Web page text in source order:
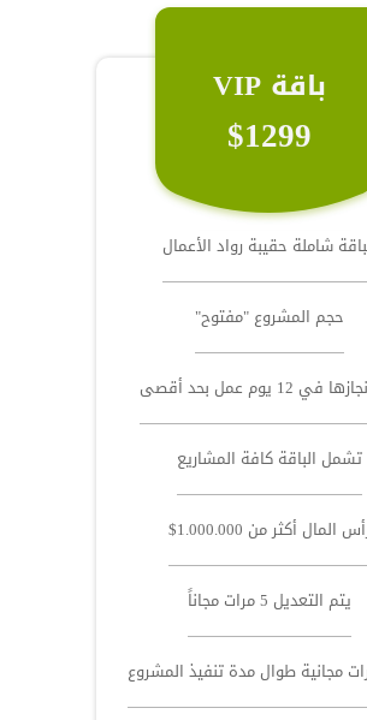
باقة VIP
$1299
شاملة حقيبة رواد الأعمال
حجم المشروع "مفتوح"
12 يوم عمل بحد أقصى
تشمل الباقة كافة المشاريع
المال أكثر من 1.000.000$
يتم التعديل 5 مرات مجاناً
مجانية طوال مدة تنفيذ المشروع